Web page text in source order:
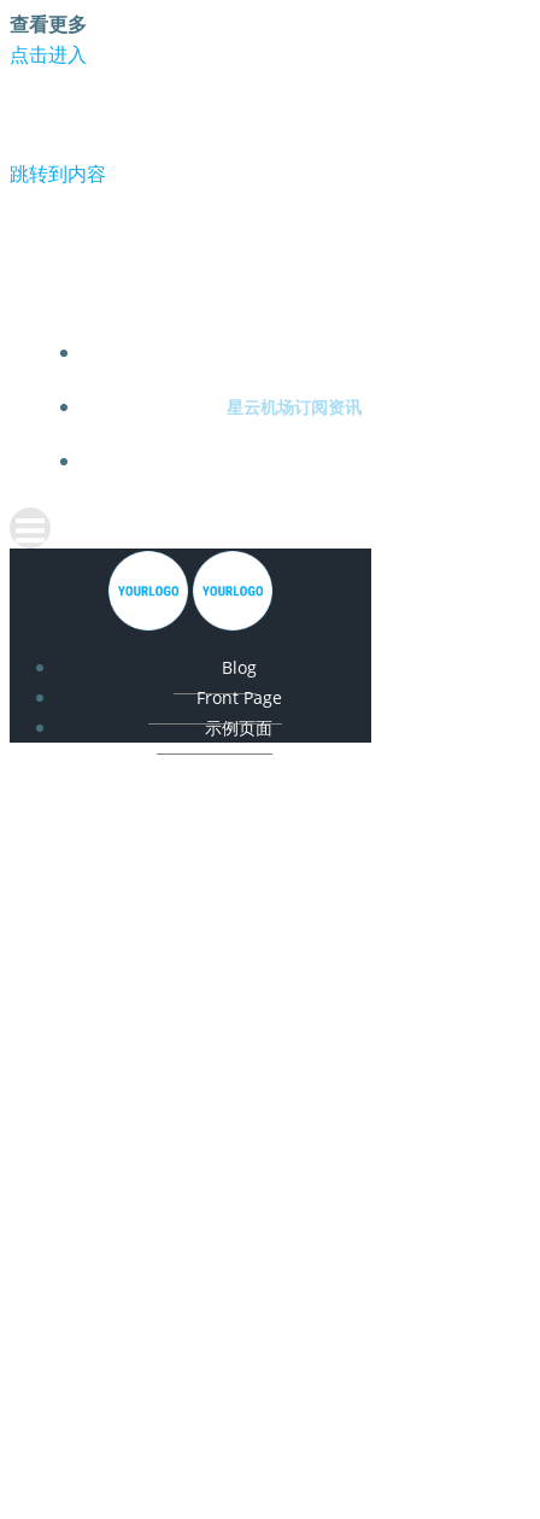
查看更多
点击进入
跳转到内容
星云机场订阅资讯
Blog
Front Page
示例页面